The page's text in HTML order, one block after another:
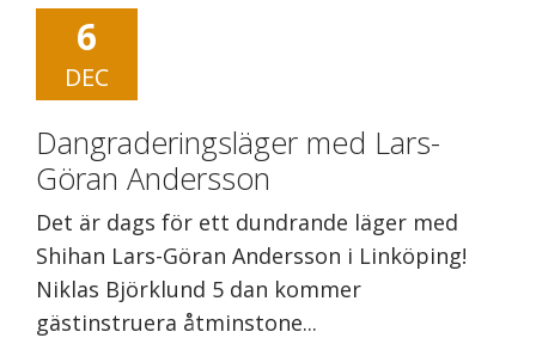
6
DEC
Dangraderingsläger med Lars-
Göran Andersson
Det är dags för ett dundrande läger med
Shihan Lars-Göran Andersson i Linköping!
Niklas Björklund 5 dan kommer
gästinstruera åtminstone...